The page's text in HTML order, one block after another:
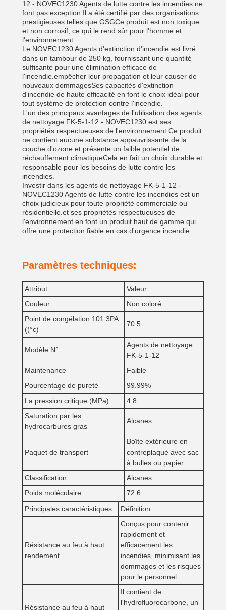
12 - NOVEC1230 Agents de lutte contre les incendies ne
font pas exception.Il a été certifié par des organisations
prestigieuses telles que GSGCe produit est non toxique
et non corrosif, ce qui le rend sûr pour l'homme et
l'environnement.
Le NOVEC1230 Agents d'extinction d'incendie est livré
dans un tambour de 250 kg, fournissant une quantité
suffisante pour une élimination efficace de
l'incendie.empêcher leur propagation et leur causer de
nouveaux dommagesSes capacités d'extinction
d'incendie de haute efficacité en font le choix idéal pour
tout système de protection contre l'incendie.
L'un des principaux avantages de l'utilisation des agents
de nettoyage FK-5-1-12 - NOVEC1230 est ses
propriétés respectueuses de l'environnement.Ce produit
ne contient aucune substance appauvrissante de la
couche d'ozone et présente un faible potentiel de
réchauffement climatiqueCela en fait un choix durable et
responsable pour les besoins de lutte contre les
incendies.
Investir dans les agents de nettoyage FK-5-1-12 -
NOVEC1230 Agents de lutte contre les incendies est un
choix judicieux pour toute propriété commerciale ou
résidentielle.et ses propriétés respectueuses de
l'environnement en font un produit haut de gamme qui
offre une protection fiable en cas d'urgence incendie.
Paramètres techniques:
Attribut
Valeur
Couleur
Non coloré
Point de congélation 101.3PA
((°c)
70.5
Modèle N°.
Agents de nettoyage
FK-5-1-12
Maintenance
Faible
Pourcentage de pureté
99.99%
La pression critique (MPa)
4.8
Saturation par les
hydrocarbures gras
Alcanes
Paquet de transport
Boîte extérieure en
contreplaqué avec sac
à bulles ou papier
Classification
Alcanes
Poids moléculaire
72.6
Principales caractéristiques
Définition
Résistance au feu à haut
rendement
Conçus pour contenir
rapidement et
efficacement les
incendies, minimisant les
dommages et les risques
pour le personnel.
Résistance au feu à haut
Il contient de
l'hydrofluorocarbone, un